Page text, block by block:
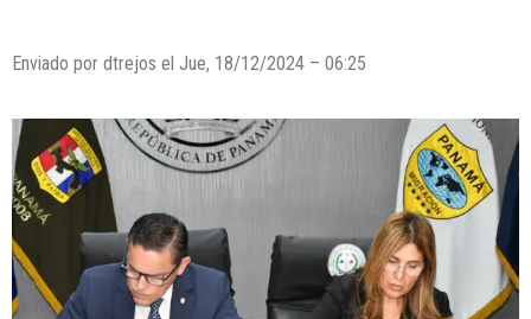
Enviado por dtrejos el Jue, 18/12/2024 – 06:25